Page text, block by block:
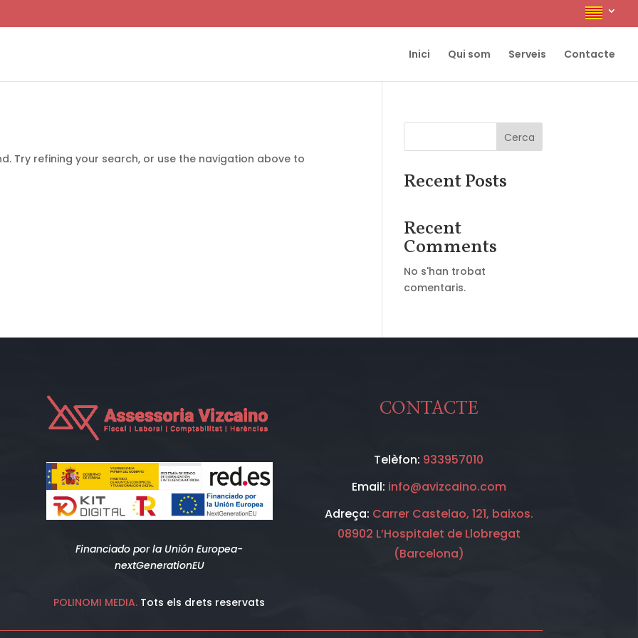
Inici Qui som Serveis Contacte
Try refining your search, or use the navigation above to
Cerca
Recent Posts
Recent
Comments
No s'han trobat
comentaris.
Financiado por la Unión Europea-
nextGenerationEU
POLINOMI MEDIA. Tots els drets reservats
CONTACTE
Telèfon: 933957010
Email: info@avizcaino.com
Adreça: Carrer Castelao, 121, baixos.
08902 L’Hospitalet de Llobregat
(Barcelona)